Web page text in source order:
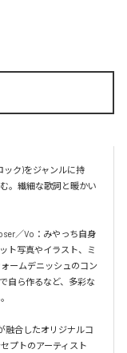
ク)をジャンルに持
。繊細な歌詞と暖かい
／Vo：みやっち自身
ト写真やイラスト、ミ
ームデニッシュのコン
自ら作るなど、多彩な
融合したオリジナルコ
プトのアーティスト